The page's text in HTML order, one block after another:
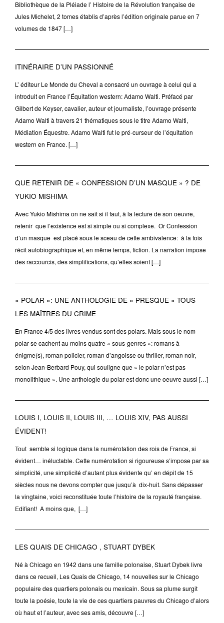
Bibliothèque de la Pléiade l’ Histoire de la Révolution française de
Jules Michelet, 2 tomes établis d’après l’édition originale parue en 7
volumes de 1847 […]
ITINÉRAIRE D’UN PASSIONNÉ
L’ éditeur Le Monde du Cheval a consacré un ouvrage à celui qui a
introduit en France l’Équitation western: Adamo Walti. Préfacé par
Gilbert de Keyser, cavalier, auteur et journaliste, l’ouvrage présente
Adamo Walti à travers 21 thématiques sous le titre Adamo Walti,
Médiation Équestre. Adamo Walti fut le pré-curseur de l’équitation
western en France. […]
QUE RETENIR DE « CONFESSION D’UN MASQUE » ? DE
YUKIO MISHIMA
Avec Yukio Mishima on ne sait si il faut, à la lecture de son oeuvre,
retenir que l’existence est si simple ou si complexe. Or Confession
d’un masque est placé sous le sceau de cette ambivalence: à la fois
récit autobiographique et, en même temps, fiction. La narration impose
des raccourcis, des simplifications, qu’elles soient […]
« POLAR »: UNE ANTHOLOGIE DE « PRESQUE » TOUS
LES MAÎTRES DU CRIME
En France 4/5 des livres vendus sont des polars. Mais sous le nom
polar se cachent au moins quatre « sous-genres »: romans à
énigme(s), roman policier, roman d’angoisse ou thriller, roman noir,
selon Jean-Berbard Pouy, qui souligne que » le polar n’est pas
monolithique ». Une anthologie du polar est donc une oeuvre aussi […]
LOUIS I, LOUIS II, LOUIS III, … LOUIS XIV, PAS AUSSI
ÉVIDENT!
Tout semble si logique dans la numérotation des rois de France, si
évident… inéluctable. Cette numérotation si rigoureuse s’impose par sa
simplicité, une simplicité d’autant plus évidente qu’ en dépit de 15
siècles nous ne devons compter que jusqu’à dix-huit. Sans dépasser
la vingtaine, voici reconstituée toute l’histoire de la royauté française.
Edifiant! A moins que, […]
LES QUAIS DE CHICAGO , STUART DYBEK
Né à Chicago en 1942 dans une famille polonaise, Stuart Dybek livre
dans ce recueil, Les Quais de Chicago, 14 nouvelles sur le Chicago
populaire des quartiers polonais ou mexicain. Sous sa plume surgit
toute la poésie, toute la vie de ces quartiers pauvres du Chicago d’alors
où haut et l’auteur, avec ses amis, découvre […]